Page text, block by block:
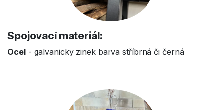
Spojovací materiál:
Ocel - galvanicky zinek barva stříbrná či černá